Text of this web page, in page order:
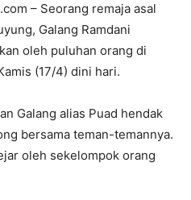
– Seorang remaja asal
Galang Ramdani
oleh puluhan orang di
(17/4) dini hari.
Galang alias Puad hendak
bersama teman-temannya.
oleh sekelompok orang